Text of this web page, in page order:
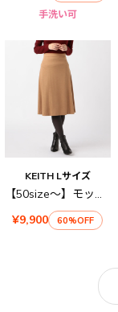
手洗い可
KEITH Lサイズ
【50size～】モックロディースカート
¥9,900
60%OFF